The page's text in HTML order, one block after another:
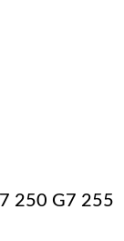
250 G7 255